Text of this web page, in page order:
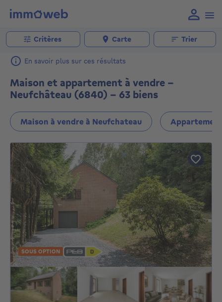
Critères Carte Trier
En savoir plus sur ces résultats
Maison et appartement à vendre -
Neufchâteau (6840) - 63 biens
Maison à vendre à Neufchateau
SOUS OPTION